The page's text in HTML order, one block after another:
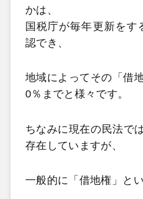
かは、
国税庁が毎年更新をす
認でき、
地域によってその「借
0％までと様々です。
ちなみに現在の民法で
存在していますが、
一般的に「借地権」とい